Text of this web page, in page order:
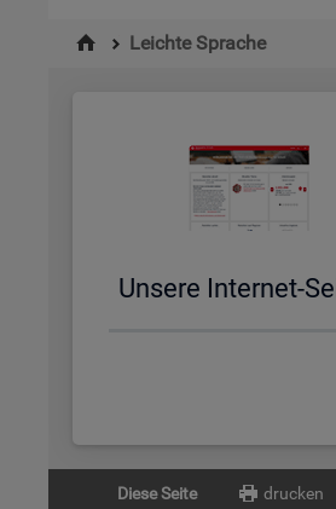
Leichte Sprache
Un­se­re In­ter­net-
Diese Seite drucken